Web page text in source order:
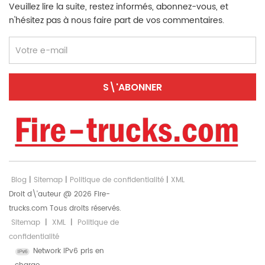
équipement posé au sol ou sur pédale ▪ Peinture: ›
Rouge Feu : R03 Rouge Feu › Logo : Selon les
souhaits du client › Manuel d'utilisation : anglais ou
version ultérieure langue ▪ Dimensions et poids : › L
× l × H = 8530 × 2500 × 3560 mm › Poids total
autorisé : 9 800 kg Héritage ISUZU ● Moteur diesel
4HK1-TC, 205 ch ● Citerne de 5 000 L, acier
inoxydable 304 ● Système de tuyauterie en acier
inoxydable ● Boîte de vitesses Isuzu MLD à 6
rapports Utilisation multifonctionnelle ● Avec
pompe à incendie CB10/40 ● Utilisation
d'urgence pour la lutte contre les incendies » II.
Images détaillées : Le camion de pompiers à
poudre sèche Isuzu 4X GIGA est un véhicule
spécialisé conçu pour la lutte contre les incendies
et les secours d'urgence, intégrant
l'approvisionnement en eau, l'extinction des
incendi...
{behavior:url(#default#VML);} Normal 0 false 7.8
磅 0 2 false false false EN-US ZH-CN X-NONE 6 x4
Conduite à gauche ▪ > Moteur: 420 ch 6WG1-TCG
(ISUZU) Euro 6 ▪ › Boîte de vitesses : 12 rapports
(technologie rapide) ▪ Pneu : 295/80R22.5 ▪ Cabine
équipage : Cabine double avec climatisation ▪ ›
Capacité d'accueil : 2+3 personne ▪ Réservoir
Réservoir de mousse : NÉANT › Matériau du
réservoir : Plaque d'acier au carbone de haute
qualité › Trou d'homme du réservoir : DN500mm ▪
Système d'extinction : › Pompe à incendie : Pompe
60 L/s à 1,0 MPa › Moniteur d'incendie : PL48 ›
Lancer de moniteur : Lancer d'eau ≥ 55 mètres, Jet
de mousse ≥ 50 m › Rotation : rotation à 360° ;
élévation : 0-80°, dépression : -10° › Diamètre
d'entrée de la pompe à eau 1*125 mm › Diamètre
de sortie de la pompe à eau 2*65 mm ▪ Système
Veuillez lire la suite, restez informés, abonnez-vous, et
n'hésitez pas à nous faire part de vos commentaires.
Blog | Sitemap | Politique de confidentialité | XML
Droit d\'auteur @ 2026 Fire-
trucks.com Tous droits réservés.
Sitemap | XML | Politique de
confidentialité
Network IPv6 pris en